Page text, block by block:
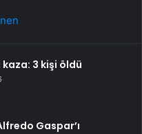
kaza: 3 kişi öldü
Gaspar’ı